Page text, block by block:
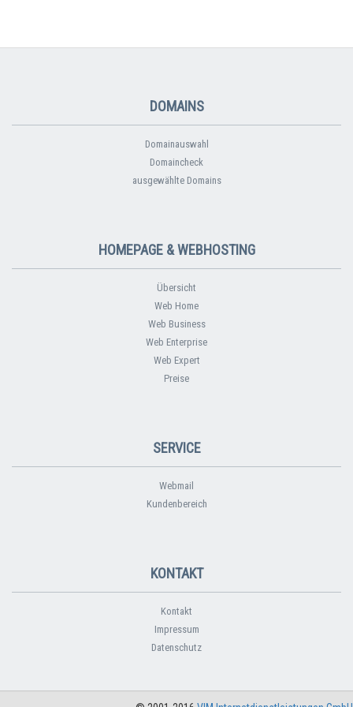
DOMAINS
Domainauswahl
Domaincheck
ausgewählte Domains
HOMEPAGE & WEBHOSTING
Übersicht
Web Home
Web Business
Web Enterprise
Web Expert
Preise
SERVICE
Webmail
Kundenbereich
KONTAKT
Kontakt
Impressum
Datenschutz